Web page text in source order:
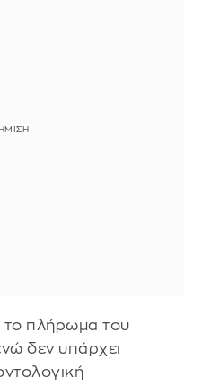
το πλήρωμα του
δεν υπάρχει